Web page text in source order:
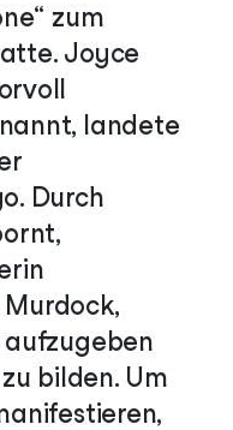
zum
Joyce
landete
Durch
bilden. Um